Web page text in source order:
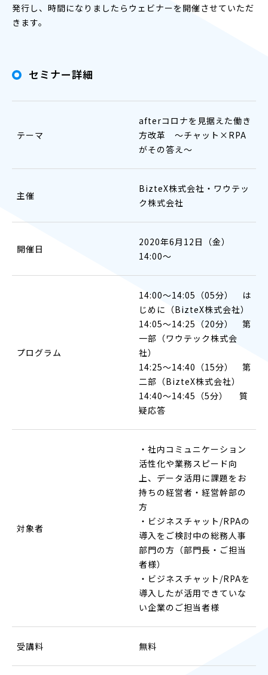
発行し、時間になりましたらウェビナーを開催させていただ
きます。
セミナー詳細
テーマ
afterコロナを見据えた働き
方改革 ～チャット×RPA
がその答え～
主催
BizteX株式会社・ワウテッ
ク株式会社
開催日
2020年6月12日（金）
14:00〜
プログラム
14:00〜14:05（05分） は
じめに（BizteX株式会社）
14:05～14:25（20分） 第
一部（ワウテック株式会
社）
14:25～14:40（15分） 第
二部（BizteX株式会社）
14:40～14:45（5分） 質
疑応答
対象者
・社内コミュニケーション
活性化や業務スピード向
上、データ活用に課題をお
持ちの経営者・経営幹部の
方
・ビジネスチャット/RPAの
導入をご検討中の総務人事
部門の方（部門長・ご担当
者様）
・ビジネスチャット/RPAを
導入したが活用できていな
い企業のご担当者様
受講料 無料